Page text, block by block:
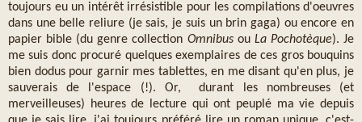
toujours eu un intérêt irrésistible pour les compilations d'oeuvres
dans une belle reliure (je sais, je suis un brin gaga) ou encore en
papier bible (du genre collection Omnibusou La Pochotèque). Je
me suis donc procuré quelques exemplaires de ces gros bouquins
bien dodus pour garnir mes tablettes, en me disant qu'en plus, je
sauverais de l'espace (!). Or, durant les nombreuses (et
merveilleuses) heures de lecture qui ont peuplé ma vie depuis